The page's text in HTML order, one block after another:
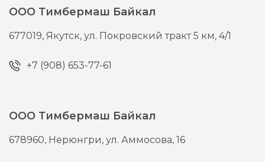
ООО Тимбермаш Байкал
677019, Якутск,ул. Покровский тракт 5 км, 4/1
+7 (908) 653-77-61
ООО Тимбермаш Байкал
678960, Нерюнгри,ул. Аммосова, 16